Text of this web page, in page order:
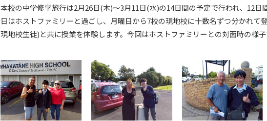
本校の中学修学旅行は2月26日(木)～3月11日(水)の14日間の予定で行われ、12日
日はホストファミリーと過ごし、月曜日から7校の現地校に十数名ずつ分かれて
現地校生徒)と共に授業を体験します。今回はホストファミリーとの対面時の様